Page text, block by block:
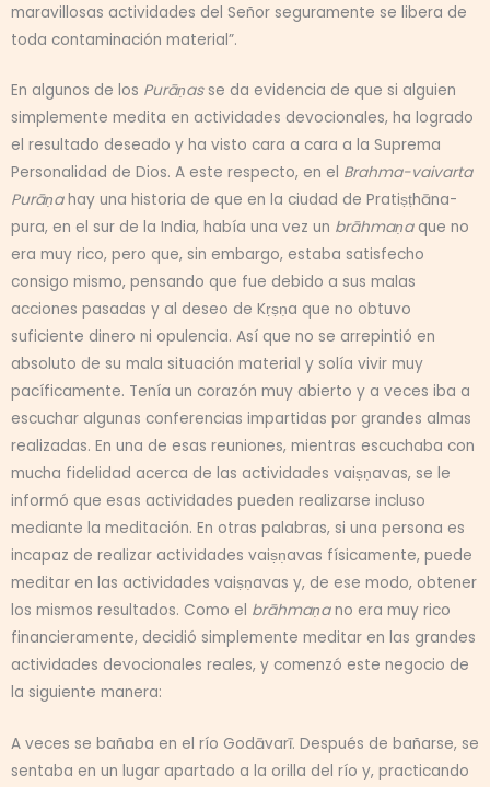
maravillosas actividades del Señor seguramente se libera de
toda contaminación material”.
En algunos de los Purāṇasse da evidencia de que si alguien
simplemente medita en actividades devocionales, ha logrado
el resultado deseado y ha visto cara a cara a la Suprema
Personalidad de Dios. A este respecto, en el Brahma-vaivarta
Purāṇahay una historia de que en la ciudad de Pratiṣṭhāna-
pura, en el sur de la India, había una vez un brāhmaṇaque no
era muy rico, pero que, sin embargo, estaba satisfecho
consigo mismo, pensando que fue debido a sus malas
acciones pasadas y al deseo de Kṛṣṇa que no obtuvo
suficiente dinero ni opulencia. Así que no se arrepintió en
absoluto de su mala situación material y solía vivir muy
pacíficamente. Tenía un corazón muy abierto y a veces iba a
escuchar algunas conferencias impartidas por grandes almas
realizadas. En una de esas reuniones, mientras escuchaba con
mucha fidelidad acerca de las actividades vaiṣṇavas, se le
informó que esas actividades pueden realizarse incluso
mediante la meditación. En otras palabras, si una persona es
incapaz de realizar actividades vaiṣṇavas físicamente, puede
meditar en las actividades vaiṣṇavas y, de ese modo, obtener
los mismos resultados. Como el brāhmaṇano era muy rico
financieramente, decidió simplemente meditar en las grandes
actividades devocionales reales, y comenzó este negocio de
la siguiente manera:
A veces se bañaba en el río Godāvarī. Después de bañarse, se
sentaba en un lugar apartado a la orilla del río y, practicando